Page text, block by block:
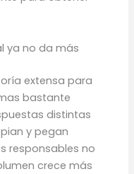
ya no da más
extensa para
bastante
distintas
y pegan
responsables no
crece más